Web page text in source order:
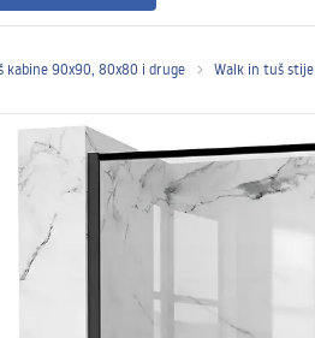
kabine 90x90, 80x80 i druge Walk in tuš